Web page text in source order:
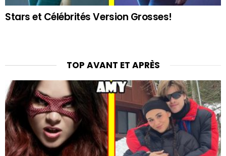
Stars et Célébrités Version Grosses!
TOP AVANT ET APRÈS